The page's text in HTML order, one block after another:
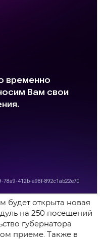
будет открыта новая
на 250 посещений
губернатора
приеме. Также в